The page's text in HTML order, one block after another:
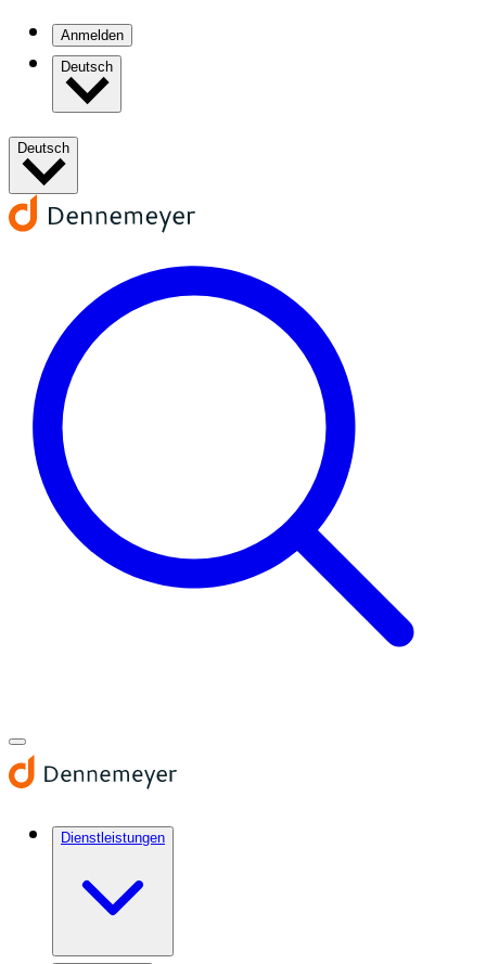
Anmelden
Deutsch
Deutsch
Dienstleistungen